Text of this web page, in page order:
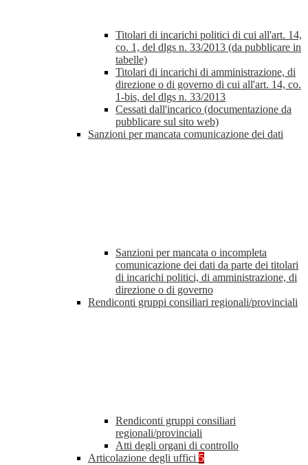
Titolari di incarichi politici di cui all'art. 14,
co. 1, del dlgs n. 33/2013 (da pubblicare in
tabelle)
Titolari di incarichi di amministrazione, di
direzione o di governo di cui all'art. 14, co.
1-bis, del dlgs n. 33/2013
Cessati dall'incarico (documentazione da
pubblicare sul sito web)
Sanzioni per mancata comunicazione dei dati
Sanzioni per mancata o incompleta
comunicazione dei dati da parte dei titolari
di incarichi politici, di amministrazione, di
direzione o di governo
Rendiconti gruppi consiliari regionali/provinciali
Rendiconti gruppi consiliari
regionali/provinciali
Atti degli organi di controllo
Articolazione degli uffici 5